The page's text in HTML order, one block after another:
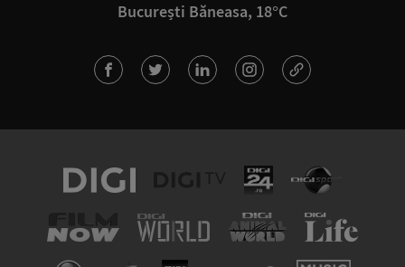
București Băneasa, 18°C